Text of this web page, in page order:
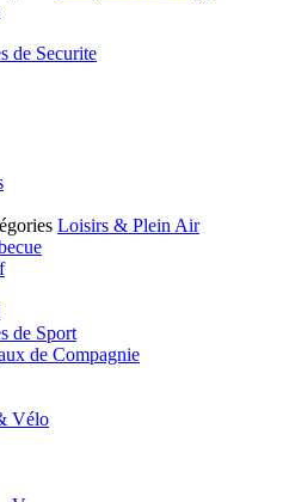
de Securite
Loisirs & Plein Air
de Sport
de Compagnie
Vélo